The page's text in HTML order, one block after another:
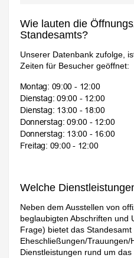
Wie lauten die
Standesamts?
Unserer Datenbank zufolge,
Zeiten für Besucher geöffnet:
Welche
Neben dem Ausstellen von
beglaubigten Abschriften und
Frage) bietet das
Eheschließungen/
Dienstleistungen rund um